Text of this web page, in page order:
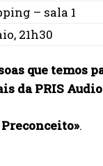
– sala 1
21h30
que temos
da PRIS
».